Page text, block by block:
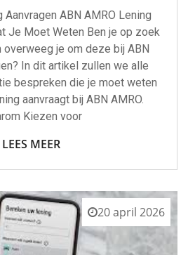
Aanvragen ABN AMRO Lening
Je Moet Weten Ben je op zoek
overweeg je om deze bij ABN
In dit artikel zullen we alle
bespreken die je moet weten
aanvraagt bij ABN AMRO.
Kiezen voor
LEES MEER
20 april 2026